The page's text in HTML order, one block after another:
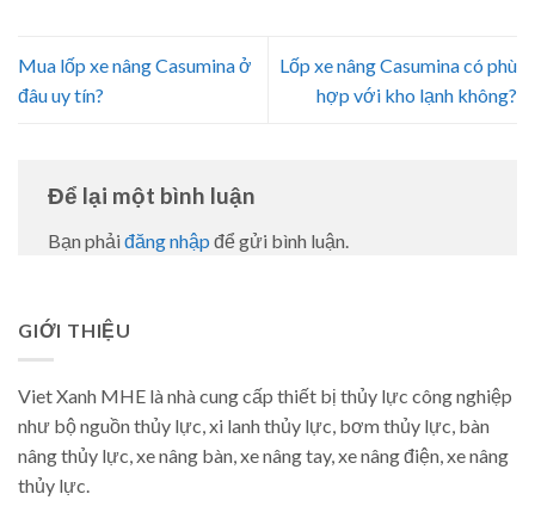
Mua lốp xe nâng Casumina ở
đâu uy tín?
Lốp xe nâng Casumina có phù
hợp với kho lạnh không?
Để lại một bình luận
Bạn phải đăng nhập để gửi bình luận.
GIỚI THIỆU
Viet Xanh MHE là nhà cung cấp thiết bị thủy lực công nghiệp
như bộ nguồn thủy lực, xi lanh thủy lực, bơm thủy lực, bàn
nâng thủy lực, xe nâng bàn, xe nâng tay, xe nâng điện, xe nâng
thủy lực.